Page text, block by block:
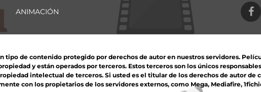
ANIMACIÓN
de contenido protegido por derechos de autor en nuestros servidores.
y están operados por terceros. Estos terceros son los únicos
intelectual de terceros. Si usted es el titular de los derechos de autor de
con los propietarios de los servidores externos, como Mega, Mediafire,